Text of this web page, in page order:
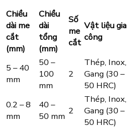
Chiều
dài me
cắt
(mm)
Chiều
dài
tổng
(mm)
Số
me
cắt
Vật liệu gia
công
5 – 40
mm
50 –
100
mm
2
Thép, Inox,
Gang (30 –
50 HRC)
0.2 – 8
mm
40 –
50 mm 2
Thép, Inox,
Gang (30 –
50 HRC)